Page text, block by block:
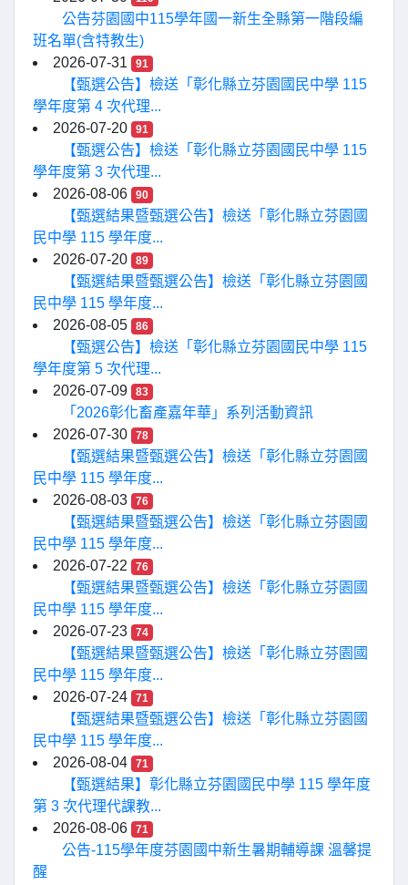
公告芬園國中115學年國一新生全縣第一階段編
班名單(含特教生)
2026-07-31
91
【甄選公告】檢送「彰化縣立芬園國民中學 115
學年度第 4 次代理...
2026-07-20
91
【甄選公告】檢送「彰化縣立芬園國民中學 115
學年度第 3 次代理...
2026-08-06
90
【甄選結果暨甄選公告】檢送「彰化縣立芬園國
民中學 115 學年度...
2026-07-20
89
【甄選結果暨甄選公告】檢送「彰化縣立芬園國
民中學 115 學年度...
2026-08-05
86
【甄選公告】檢送「彰化縣立芬園國民中學 115
學年度第 5 次代理...
2026-07-09
83
「2026彰化畜產嘉年華」系列活動資訊
2026-07-30
78
【甄選結果暨甄選公告】檢送「彰化縣立芬園國
民中學 115 學年度...
2026-08-03
76
【甄選結果暨甄選公告】檢送「彰化縣立芬園國
民中學 115 學年度...
2026-07-22
76
【甄選結果暨甄選公告】檢送「彰化縣立芬園國
民中學 115 學年度...
2026-07-23
74
【甄選結果暨甄選公告】檢送「彰化縣立芬園國
民中學 115 學年度...
2026-07-24
71
【甄選結果暨甄選公告】檢送「彰化縣立芬園國
民中學 115 學年度...
2026-08-04
71
【甄選結果】彰化縣立芬園國民中學 115 學年度
第 3 次代理代課教...
2026-08-06
71
公告-115學年度芬園國中新生暑期輔導課 溫馨提
醒